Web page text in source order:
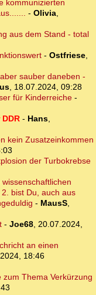
kommunizierten
- Olivia,
aus dem Stand - total
- Ostfriese,
sauber daneben -
, 18.07.2024, 09:28
für Kinderreiche-
- Hans,
kein Zusatzeinkommen
der Turbokrebse
bist Du, auch aus
- MausS,
- Joe68, 20.07.2024,
an einen
18:46
zum Thema Verkürzung